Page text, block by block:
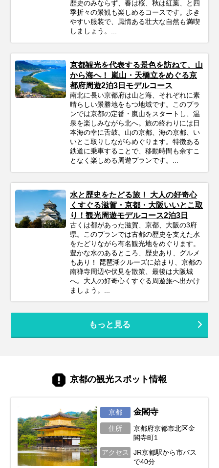
歴史のみならず、春は桜、秋は紅葉、と四
季折々の景観も楽しめるコースです。歩き
やすい服装で、風情ある壮大な自然も満喫
しましょう。...
京都観光を代表する景色を訪ねて、山
から海へ！ 嵐山・天橋立をめぐる京
都府周遊2泊3日モデルコース
南北に長い京都府は山と海、それぞれに素
晴らしい景勝地をもつ地域です。このプラ
ンでは京都の定番・嵐山をスタートし、温
泉を楽しみながら北へ。旅の終わりには日
本海の幸に舌鼓。山の京都、海の京都、い
いとこ取りしながらめぐります。特徴ある
鉄道に乗車することで、移動時間も余すこ
となく楽しめる周遊プランです。...
水と歴史をたどる旅！ 大人の好奇心
くすぐる滋賀・京都・大阪いいとこ取
り！観光周遊モデルコース2泊3日
古くは都があった滋賀、京都、大阪の3府
県。このプランでは古都の歴史を支えた水
をたどりながら有名観光地をめぐります。
豊かな水のあるところ、歴史あり、グルメ
もあり！ 琵琶湖クルーズに始まり、京都の
南禅寺周辺や伏見を散策、最後は大阪城
へ。大人の好奇心くすぐる周遊旅へ出かけ
ましょう。...
もっと見る
京都の観光スポット情報
京都 金閣寺
住所
京都府京都市北区金
閣寺町1
アクセス
JR京都駅から市バス
で40分